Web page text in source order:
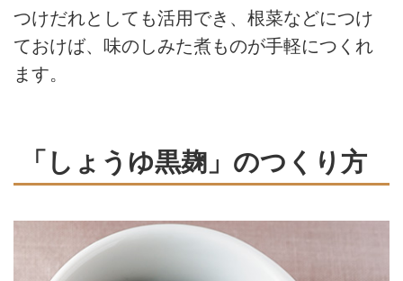
つけだれとしても活用でき、根菜などにつけ
ておけば、味のしみた煮ものが手軽につくれ
ます。
「しょうゆ黒麹」のつくり方